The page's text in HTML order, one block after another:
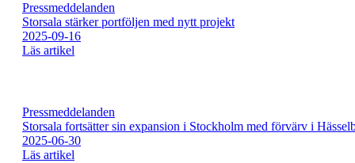
Pressmeddelanden
Storsala stärker portföljen med nytt projekt
2025-09-16
Läs artikel
Pressmeddelanden
Storsala fortsätter sin expansion i Stockholm med förvärv i
2025-06-30
Läs artikel